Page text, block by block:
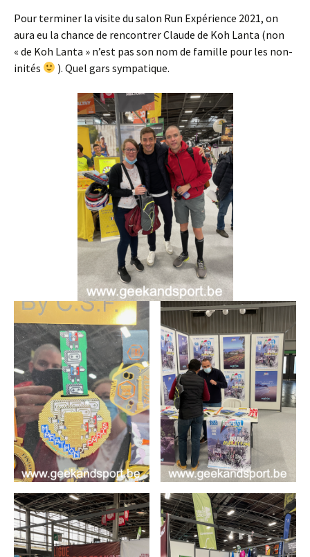
Pour terminer la visite du salon Run Expérience 2021, on
aura eu la chance de rencontrer Claude de Koh Lanta (non
« de Koh Lanta » n’est pas son nom de famille pour les non-
inités
). Quel gars sympatique.